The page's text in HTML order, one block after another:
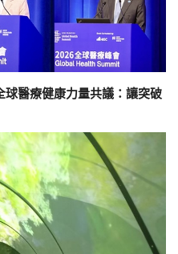
醫療健康力量共議：讓突破